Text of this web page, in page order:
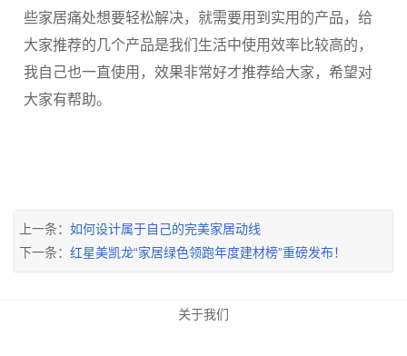
些家居痛处想要轻松解决，就需要用到实用的产品，给
大家推荐的几个产品是我们生活中使用效率比较高的，
我自己也一直使用，效果非常好才推荐给大家，希望对
大家有帮助。
上一条： 如何设计属于自己的完美家居动线
下一条： 红星美凯龙“家居绿色领跑年度建材榜”重磅发布！
关于我们